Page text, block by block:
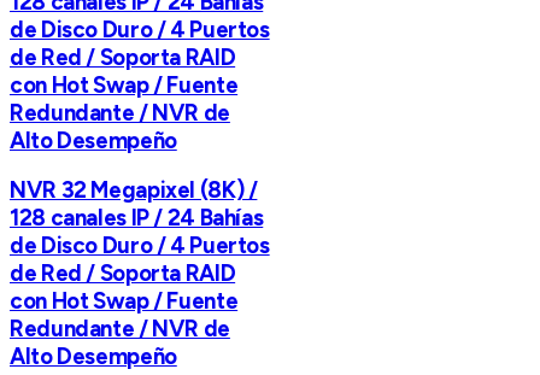
de Disco Duro / 4 Puertos
de Red / Soporta RAID
con Hot Swap / Fuente
Redundante / NVR de
Alto Desempeño
NVR 32 Megapixel (8K) /
128 canales IP / 24 Bahías
de Disco Duro / 4 Puertos
de Red / Soporta RAID
con Hot Swap / Fuente
Redundante / NVR de
Alto Desempeño